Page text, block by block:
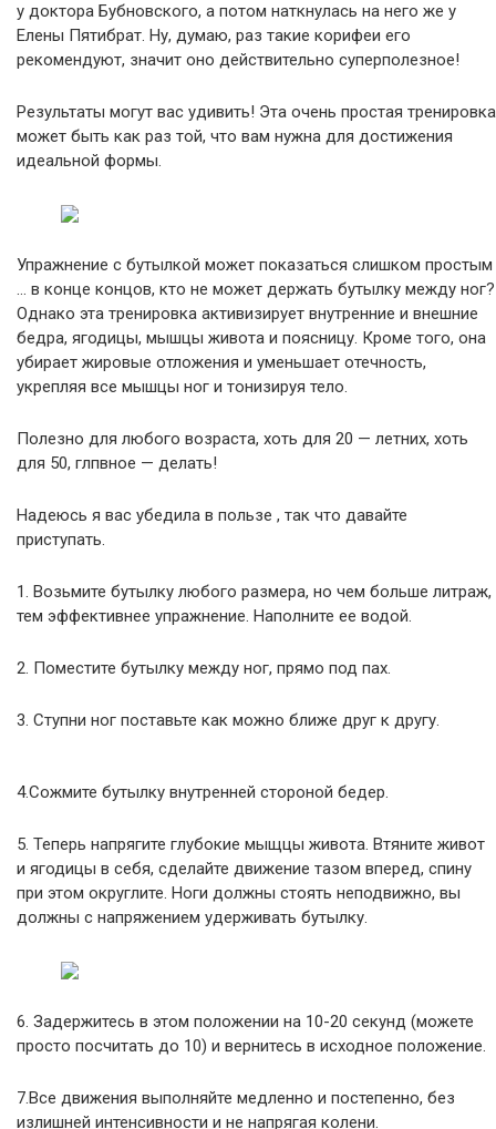
у доктора Бубновского, а потом наткнулась на него же у
Елены Пятибрат. Ну, думаю, раз такие корифеи его
рекомендуют, значит оно действительно суперполезное!
Результаты могут вас удивить! Эта очень простая тренировка
может быть как раз той, что вам нужна для достижения
идеальной формы.
Упражнение с бутылкой может показаться слишком простым
… в конце концов, кто не может держать бутылку между ног?
Однако эта тренировка активизирует внутренние и внешние
бедра, ягодицы, мышцы живота и поясницу. Кроме того, она
убирает жировые отложения и уменьшает отечность,
укрепляя все мышцы ног и тонизируя тело.
Полезно для любого возраста, хоть для 20 — летних, хоть
для 50, глпвное — делать!
Надеюсь я вас убедила в пользе , так что давайте
приступать.
1. Возьмите бутылку любого размера, но чем больше литраж,
тем эффективнее упражнение. Наполните ее водой.
2. Поместите бутылку между ног, прямо под пах.
3. Ступни ног поставьте как можно ближе друг к другу.
4.Сожмите бутылку внутренней стороной бедер.
5. Теперь напрягите глубокие мыщцы живота. Втяните живот
и ягодицы в себя, сделайте движение тазом вперед, спину
при этом округлите. Ноги должны стоять неподвижно, вы
должны с напряжением удерживать бутылку.
6. Задержитесь в этом положении на 10-20 секунд (можете
просто посчитать до 10) и вернитесь в исходное положение.
7.Все движения выполняйте медленно и постепенно, без
излишней интенсивности и не напрягая колени.